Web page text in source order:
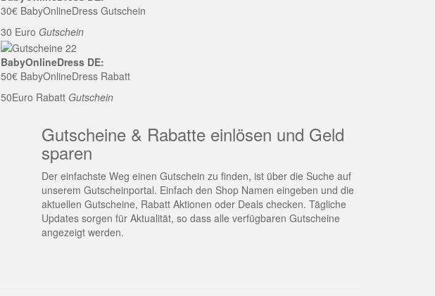
30€ BabyOnlineDress Gutschein
30 Euro Gutschein
BabyOnlineDress DE:
50€ BabyOnlineDress Rabatt
50Euro Rabatt Gutschein
Gutscheine & Rabatte einlösen und Geld
sparen
Der einfachste Weg einen Gutschein zu finden, ist über die Suche auf
unserem Gutscheinportal. Einfach den Shop Namen eingeben und die
aktuellen Gutscheine, Rabatt Aktionen oder Deals checken. Tägliche
Updates sorgen für Aktualität, so dass alle verfügbaren Gutscheine
angezeigt werden.